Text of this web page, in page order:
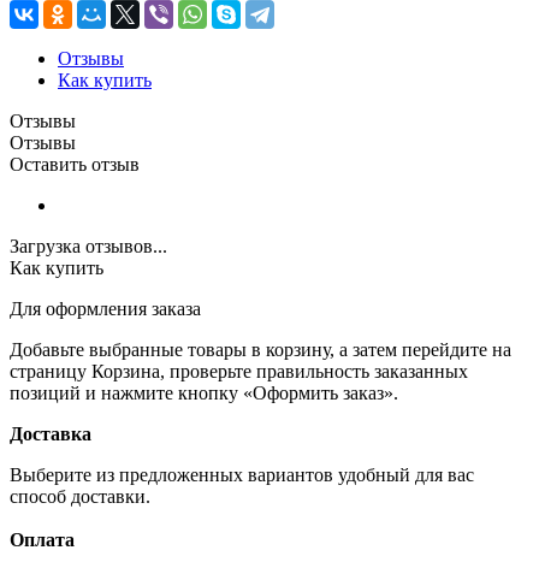
Отзывы
Как купить
Отзывы
Отзывы
Оставить отзыв
Загрузка отзывов...
Как купить
Для оформления заказа
Добавьте выбранные товары в корзину, а затем перейдите на
страницу Корзина, проверьте правильность заказанных
позиций и нажмите кнопку «Оформить заказ».
Доставка
Выберите из предложенных вариантов удобный для вас
способ доставки.
Оплата